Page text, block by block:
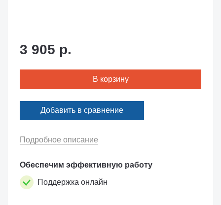
Подробное описание
Обеспечим эффективную работу
Поддержка онлайн
3 905 р.
В корзину
Добавить в сравнение